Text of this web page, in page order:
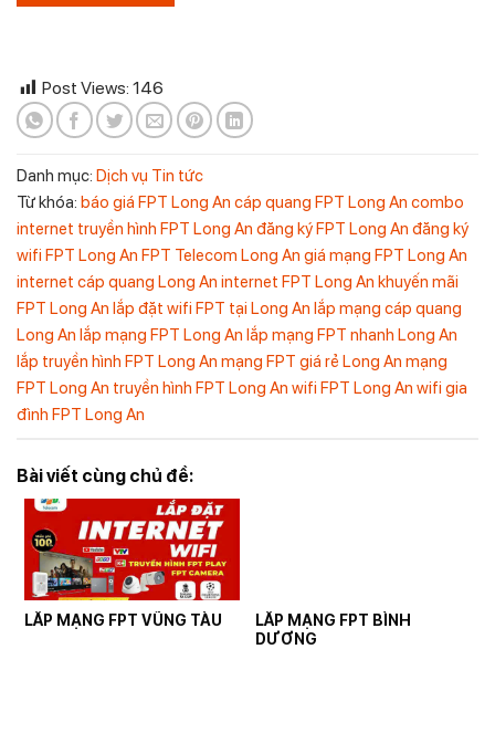
Post Views: 146
Danh mục: Dịch vụ Tin tức
Từ khóa: báo giá FPT Long An cáp quang FPT Long An combo
internet truyền hình FPT Long An đăng ký FPT Long An đăng ký
wifi FPT Long An FPT Telecom Long An giá mạng FPT Long An
internet cáp quang Long An internet FPT Long An khuyến mãi
FPT Long An lắp đặt wifi FPT tại Long An lắp mạng cáp quang
Long An lắp mạng FPT Long An lắp mạng FPT nhanh Long An
lắp truyền hình FPT Long An mạng FPT giá rẻ Long An mạng
FPT Long An truyền hình FPT Long An wifi FPT Long An wifi gia
đình FPT Long An
Bài viết cùng chủ đề:
LẮP MẠNG FPT VŨNG TÀU
LẮP MẠNG FPT BÌNH
DƯƠNG